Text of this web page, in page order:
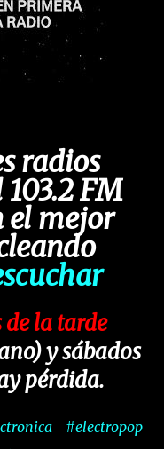
radios
FM
el mejor
de la tarde
y sábados
pérdida.
#electropop